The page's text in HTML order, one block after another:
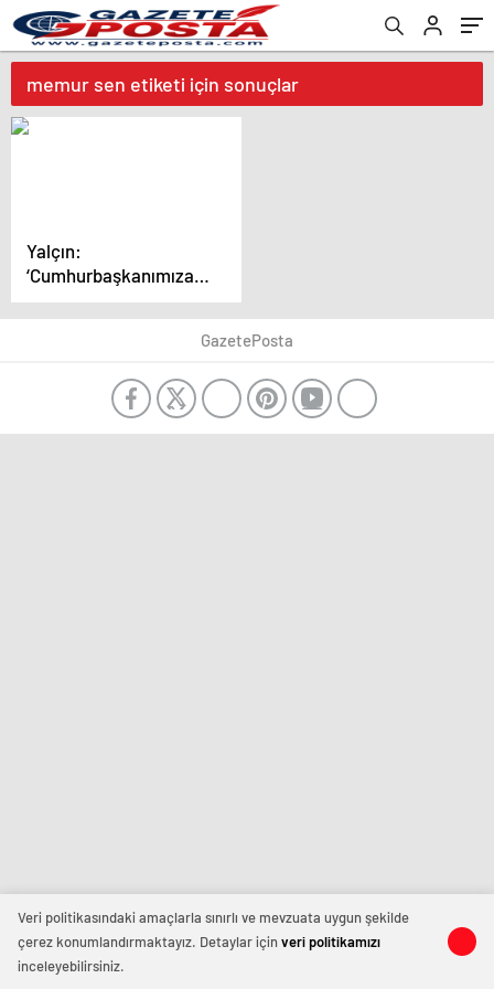
memur sen etiketi için sonuçlar
Yalçın:
‘Cumhurbaşkanımıza,
kamu görevlilerine ek
zam beklentimizi
GazetePosta
Veri politikasındaki amaçlarla sınırlı ve mevzuata uygun şekilde
çerez konumlandırmaktayız. Detaylar içinveri politikamızı
inceleyebilirsiniz.